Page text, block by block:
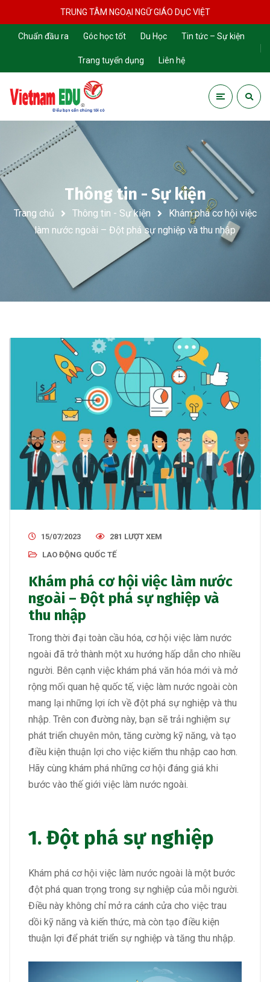
TRUNG TÂM NGOẠI NGỮ GIÁO DỤC VIỆT
Chuẩn đầu ra Góc học tốt Du Học Tin tức – Sự kiện
Trang tuyển dụng Liên hệ
Thông tin - Sự kiện
Trang chủ Thông tin - Sự kiện
Khám phá cơ hội việc
làm nước ngoài – Đột phá sự nghiệp và thu nhập
15/07/2023
281 LƯỢT XEM
LAO ĐỘNG QUỐC TẾ
Khám phá cơ hội việc làm nước
ngoài – Đột phá sự nghiệp và
thu nhập
Trong thời đại toàn cầu hóa, cơ hội việc làm nước
ngoài đã trở thành một xu hướng hấp dẫn cho nhiều
người. Bên cạnh việc khám phá văn hóa mới và mở
rộng mối quan hệ quốc tế, việc làm nước ngoài còn
mang lại những lợi ích về đột phá sự nghiệp và thu
nhập. Trên con đường này, bạn sẽ trải nghiệm sự
phát triển chuyên môn, tăng cường kỹ năng, và tạo
điều kiện thuận lợi cho việc kiếm thu nhập cao hơn.
Hãy cùng khám phá những cơ hội đáng giá khi
bước vào thế giới việc làm nước ngoài.
1. Đột phá sự nghiệp
Khám phá cơ hội việc làm nước ngoài là một bước
đột phá quan trọng trong sự nghiệp của mỗi người.
Điều này không chỉ mở ra cánh cửa cho việc trau
dồi kỹ năng và kiến thức, mà còn tạo điều kiện
thuận lợi để phát triển sự nghiệp và tăng thu nhập.